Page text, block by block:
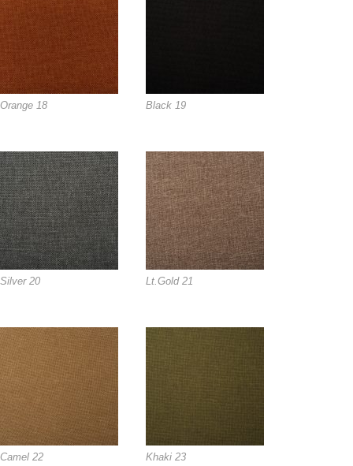
Orange 18 Black 19
Silver 20 Lt.Gold 21
Camel 22 Khaki 23